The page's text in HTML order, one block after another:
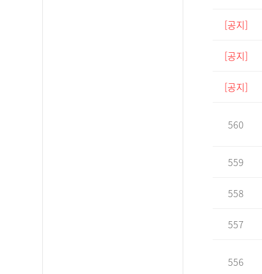
[공지]
[공지]
[공지]
560
559
558
557
556